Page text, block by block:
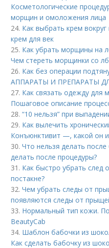
Косметологические
морщин и омоложения лица
24. Как выбрать крем
крем для век
25. Как убрать морщины на
Чем стереть морщинки со
26. Как без операции
АППАРАТЫ И ПРЕПАРАТЫ
27. Как связать одежду для
Пошаговое описание
28.“10 нельзя” при
29. Как вылечить
Конъюнктивит —, какой он
30.Что нельзя делать
делать после процедуры?
31. Как быстро убрать след
постакне?
32.Чем убрать следы от
появляются следы от
33. Нормальный тип кожи.
BeautyCab
34. Шаблон бабочки из
Как сделать бабочку из